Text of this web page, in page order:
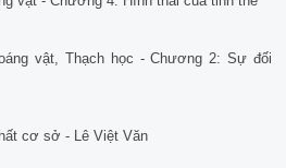
vật, Thạch học - Chương 2: Sự đối
cơ sở - Lê Việt Văn